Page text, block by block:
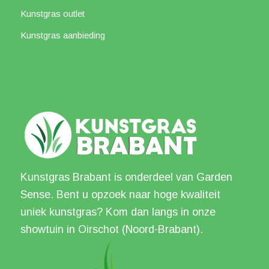
Kunstgras outlet
Kunstgras aanbieding
Kunstgras Brabant is onderdeel van Garden
Sense. Bent u opzoek naar hoge kwaliteit
uniek kunstgras? Kom dan langs in onze
showtuin in Oirschot (Noord-Brabant).